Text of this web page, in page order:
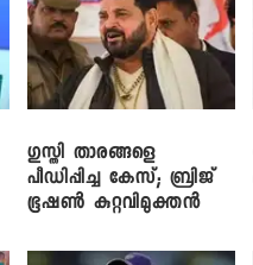
​ഗുസ്തി താരങ്ങളെ
പീഡിപ്പിച്ച കേസ്; ബ്രിജ്
ഭൂഷൺ കുറ്റവിമുക്തൻ